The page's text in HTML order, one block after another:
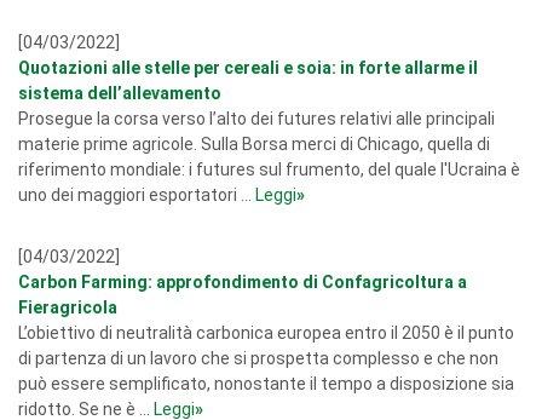
[04/03/2022]
Quotazioni alle stelle per cereali e soia: in forte allarme il
sistema dell’allevamento
Prosegue la corsa verso l’alto dei futures relativi alle principali
materie prime agricole. Sulla Borsa merci di Chicago, quella di
riferimento mondiale: i futures sul frumento, del quale l'Ucraina è
uno dei maggiori esportatori ...
Leggi»
[04/03/2022]
Carbon Farming: approfondimento di Confagricoltura a
Fieragricola
L’obiettivo di neutralità carbonica europea entro il 2050 è il punto
di partenza di un lavoro che si prospetta complesso e che non
può essere semplificato, nonostante il tempo a disposizione sia
ridotto. Se ne è ...
Leggi»